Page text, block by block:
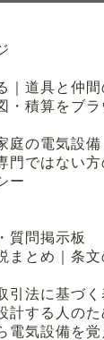
｜道具と仲間
・積算をブ
庭の電気設備
門ではない
ー
質問掲示板
まとめ｜条
引法に基づく
計する人の
電気設備を